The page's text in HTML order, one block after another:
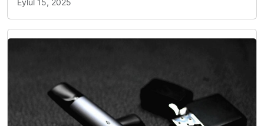
Eylül 15, 2025